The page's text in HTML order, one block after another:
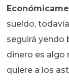
sueldo,
seguirá yendo
dinero es algo
quiere a los